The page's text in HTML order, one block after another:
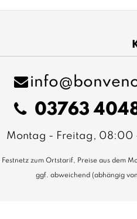
03763
Montag - Freitag, 08:00
zum Ortstarif, Preise aus dem
ggf. abweichend (abhängig